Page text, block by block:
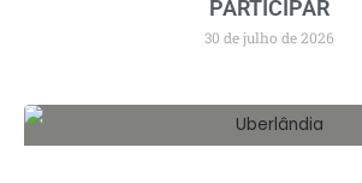
PARTICIPAR
30 de julho de 2026